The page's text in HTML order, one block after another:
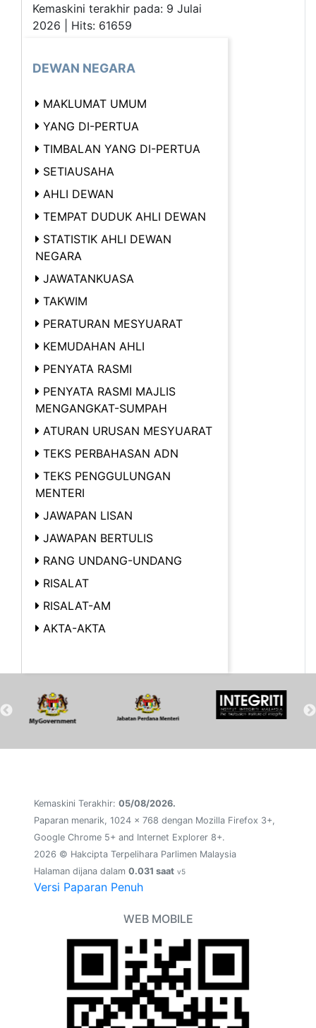
Kemaskini terakhir pada: 9 Julai
2026 | Hits: 61659
DEWAN NEGARA
MAKLUMAT UMUM
YANG DI-PERTUA
TIMBALAN YANG DI-PERTUA
SETIAUSAHA
AHLI DEWAN
TEMPAT DUDUK AHLI DEWAN
STATISTIK AHLI DEWAN
NEGARA
JAWATANKUASA
TAKWIM
PERATURAN MESYUARAT
KEMUDAHAN AHLI
PENYATA RASMI
PENYATA RASMI MAJLIS
MENGANGKAT-SUMPAH
ATURAN URUSAN MESYUARAT
TEKS PERBAHASAN ADN
TEKS PENGGULUNGAN
MENTERI
JAWAPAN LISAN
JAWAPAN BERTULIS
RANG UNDANG-UNDANG
RISALAT
RISALAT-AM
AKTA-AKTA
Kemaskini Terakhir: 05/08/2026.
Paparan menarik, 1024 x 768 dengan Mozilla Firefox 3+,
Google Chrome 5+ and Internet Explorer 8+.
2026 © Hakcipta Terpelihara Parlimen Malaysia
Halaman dijana dalam 0.031 saat v5
Versi Paparan Penuh
WEB MOBILE